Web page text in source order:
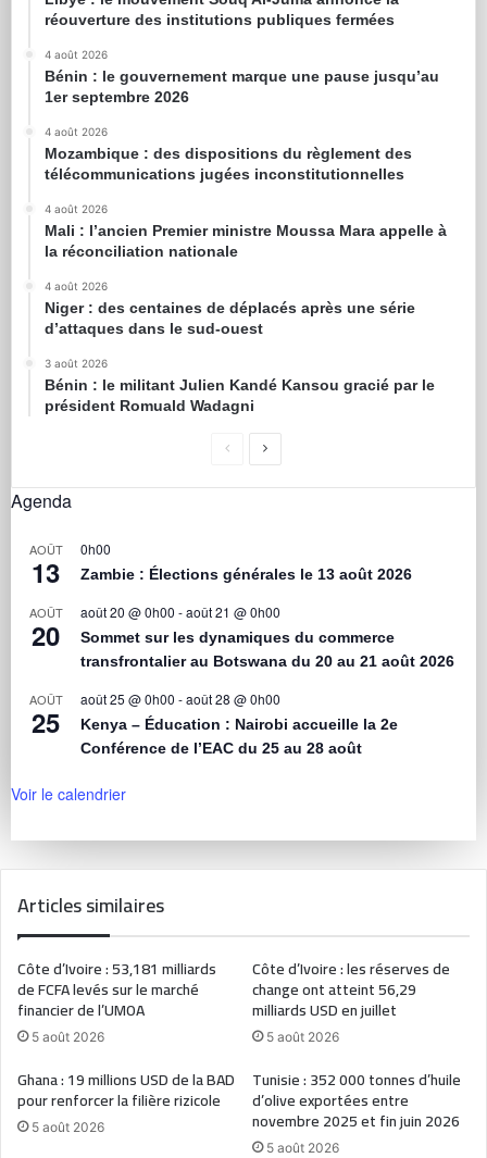
réouverture des institutions publiques fermées
4 août 2026
Bénin : le gouvernement marque une pause jusqu’au
1er septembre 2026
4 août 2026
Mozambique : des dispositions du règlement des
télécommunications jugées inconstitutionnelles
4 août 2026
Mali : l’ancien Premier ministre Moussa Mara appelle à
la réconciliation nationale
4 août 2026
Niger : des centaines de déplacés après une série
d’attaques dans le sud-ouest
3 août 2026
Bénin : le militant Julien Kandé Kansou gracié par le
président Romuald Wadagni
Agenda
AOÛT
13
0h00
Zambie : Élections générales le 13 août 2026
AOÛT
20
août 20 @ 0h00 -août 21 @ 0h00
Sommet sur les dynamiques du commerce
transfrontalier au Botswana du 20 au 21 août 2026
AOÛT
25
août 25 @ 0h00 -août 28 @ 0h00
Kenya – Éducation : Nairobi accueille la 2e
Conférence de l’EAC du 25 au 28 août
Voir le calendrier
Articles similaires
Côte d’Ivoire : 53,181 milliards
de FCFA levés sur le marché
financier de l’UMOA
5 août 2026
Côte d’Ivoire : les réserves de
change ont atteint 56,29
milliards USD en juillet
5 août 2026
Ghana : 19 millions USD de la BAD
pour renforcer la filière rizicole
5 août 2026
Tunisie : 352 000 tonnes d’huile
d’olive exportées entre
novembre 2025 et fin juin 2026
5 août 2026